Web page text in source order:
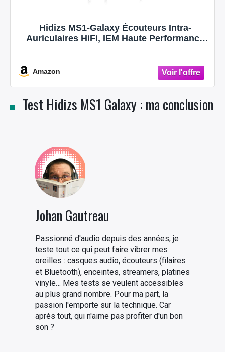
Hidizs MS1-Galaxy Écouteurs Intra-
Auriculaires HiFi, IEM Haute Performance
mm, Prise 3,5 mm, Contrôle en Ligne avec
Amazon
Test Hidizs MS1 Galaxy : ma conclusion
Johan Gautreau
Passionné d'audio depuis des années, je
teste tout ce qui peut faire vibrer mes
oreilles : casques audio, écouteurs (filaires
et Bluetooth), enceintes, streamers, platines
vinyle… Mes tests se veulent accessibles
au plus grand nombre. Pour ma part, la
passion l'emporte sur la technique. Car
après tout, qui n'aime pas profiter d'un bon
son ?